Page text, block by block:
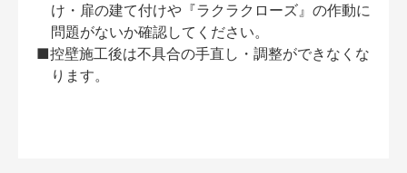
け・扉の建て付けや『ラクラクローズ』の作動に
問題がないか確認してください。
■控壁施工後は不具合の手直し・調整ができなくな
ります。